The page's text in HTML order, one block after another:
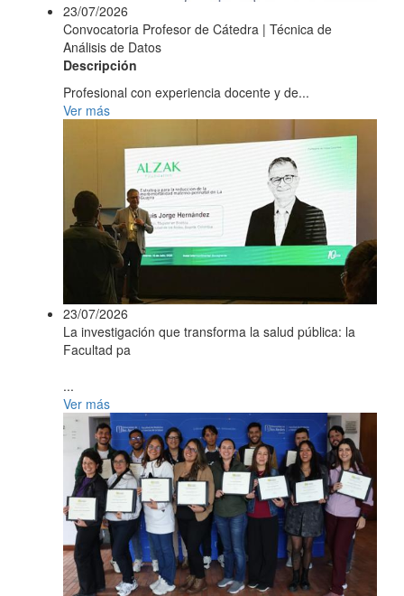
23/07/2026
Convocatoria Profesor de Cátedra | Técnica de
Análisis de Datos
Descripción
Profesional con experiencia docente y de...
Ver más
23/07/2026
La investigación que transforma la salud pública: la
Facultad pa
...
Ver más